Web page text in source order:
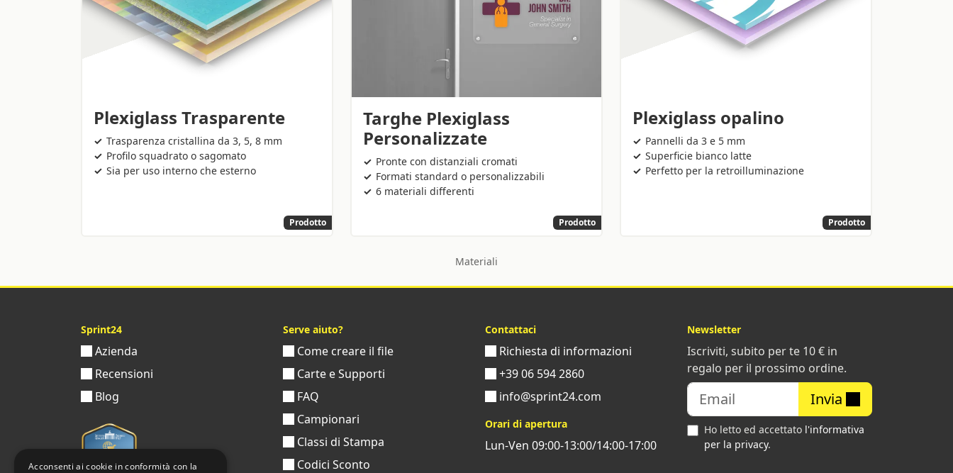
Plexiglass Trasparente
Trasparenza cristallina da 3, 5, 8 mm
Profilo squadrato o sagomato
Sia per uso interno che esterno
Prodotto
Targhe Plexiglass
Personalizzate
Pronte con distanziali cromati
Formati standard o personalizzabili
6 materiali differenti
Prodotto
Plexiglass opalino
Pannelli da 3 e 5 mm
Superficie bianco latte
Perfetto per la retroilluminazione
Prodotto
Materiali
Sprint24
Azienda
Recensioni
Blog
Serve aiuto?
Come creare il file
Carte e Supporti
FAQ
Campionari
Classi di Stampa
Codici Sconto
Contattaci
Richiesta di informazioni
+39 06 594 2860
info@sprint24.com
Orari di apertura
Lun-Ven 09:00-13:00/14:00-17:00
Newsletter
Iscriviti, subito per te 10 € in
regalo per il prossimo ordine.
Invia
Ho letto ed accettato l'informativa
per la privacy.
Acconsenti ai cookie in conformità con la